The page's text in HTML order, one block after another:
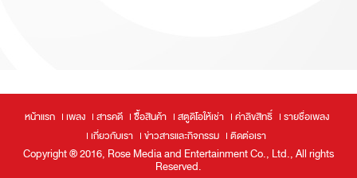
หน้าแรก เพลง สารคดี ซื้อสินค้า สตูดิโอให้เช่า ค่าลิขสิทธิ์
รายชื่อเพลง
เกี่ยวกับเรา
ข่าวสารและกิจกรรม ติดต่อเรา
Copyright ® 2016, Rose Media and Entertainment Co., Ltd., All rights
Reserved.